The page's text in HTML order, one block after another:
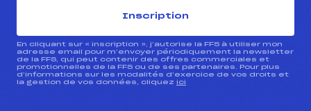
Inscription
En cliquant sur « inscription », j’autorise la FFS à utiliser mon
adresse email pour m’envoyer périodiquement la newsletter
de la FFS, qui peut contenir des offres commerciales et
promotionnelles de la FFS ou de ses partenaires. Pour plus
d’informations sur les modalités d’exercice de vos droits et
la gestion de vos données, cliquez ici